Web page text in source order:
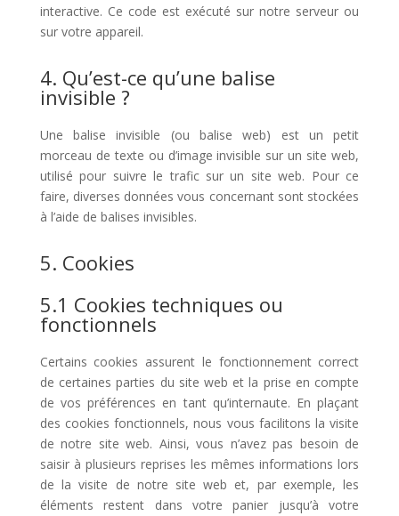
interactive. Ce code est exécuté sur notre serveur ou
sur votre appareil.
4. Qu’est-ce qu’une balise
invisible ?
Une balise invisible (ou balise web) est un petit
morceau de texte ou d’image invisible sur un site web,
utilisé pour suivre le trafic sur un site web. Pour ce
faire, diverses données vous concernant sont stockées
à l’aide de balises invisibles.
5. Cookies
5.1 Cookies techniques ou
fonctionnels
Certains cookies assurent le fonctionnement correct
de certaines parties du site web et la prise en compte
de vos préférences en tant qu’internaute. En plaçant
des cookies fonctionnels, nous vous facilitons la visite
de notre site web. Ainsi, vous n’avez pas besoin de
saisir à plusieurs reprises les mêmes informations lors
de la visite de notre site web et, par exemple, les
éléments restent dans votre panier jusqu’à votre